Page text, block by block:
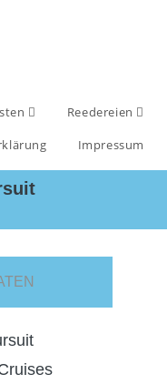
Reedereien
Impressum